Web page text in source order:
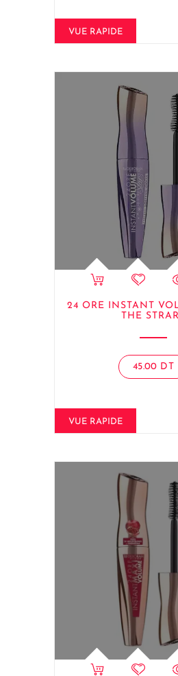
VUE RAPIDE
24 ORE INSTANT
THE
45.00 DT
VUE RAPIDE